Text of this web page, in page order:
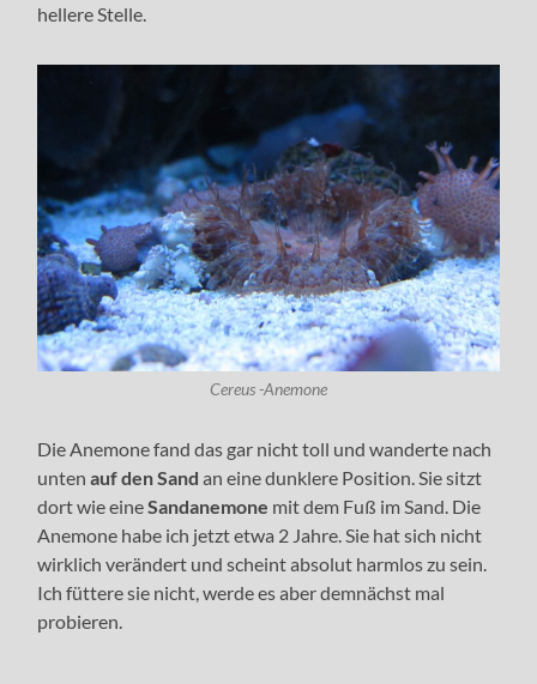
hellere Stelle.
Cereus -Anemone
Die Anemone fand das gar nicht toll und wanderte nach
untenauf den Sand an eine dunklere Position. Sie sitzt
dort wie eineSandanemone mit dem Fuß im Sand. Die
Anemone habe ich jetzt etwa 2 Jahre. Sie hat sich nicht
wirklich verändert und scheint absolut harmlos zu sein.
Ich füttere sie nicht, werde es aber demnächst mal
probieren.